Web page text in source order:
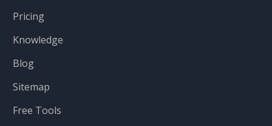
Pricing
Knowledge
Blog
Sitemap
Free Tools